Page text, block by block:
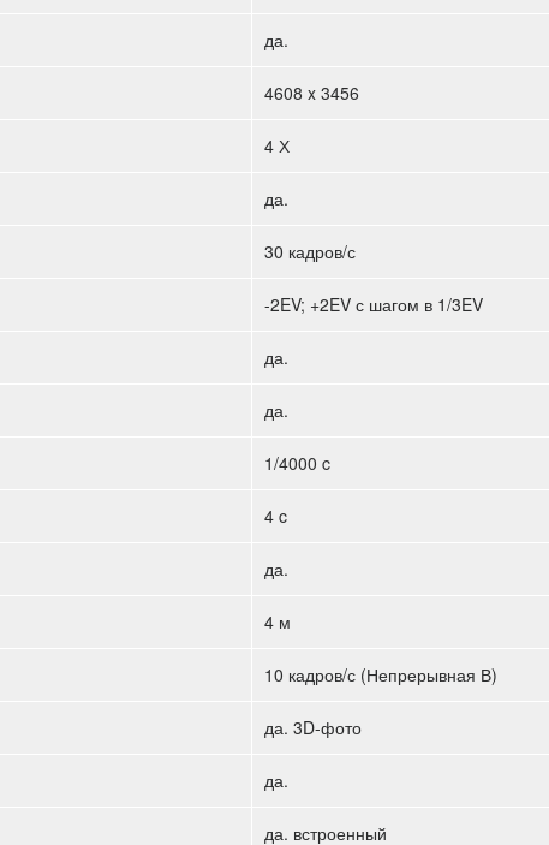
да.
4608 x 3456
4 Х
да.
30 кадров/с
-2EV; +2EV с шагом в 1/3EV
да.
да.
1/4000 c
4 c
да.
4 м
10 кадров/с (Непрерывная В)
да. 3D-фото
да.
да. встроенный